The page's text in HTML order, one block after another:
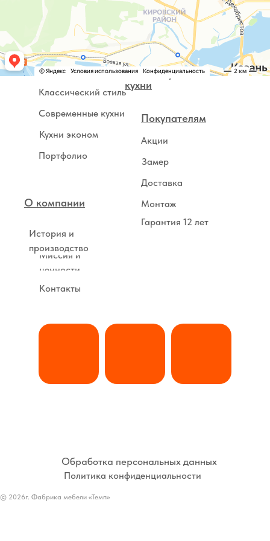
Классический стиль
Кухни эконом
Современные кухни
Портфолио
Индивидуальные
кухни
Типовые кухни
Акции
Замер
Доставка
Монтаж
Покупателям
История и
производство
О компании
Миссия и
ценности
Контакты
Политика конфиденциальности
Обработка персональных данных
Гарантия 12 лет
Заказать проект
© 2026г. Фабрика мебели «Темп»